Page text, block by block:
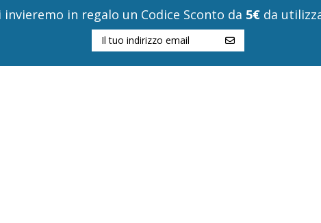
in regalo un Codice Sconto da 5€da